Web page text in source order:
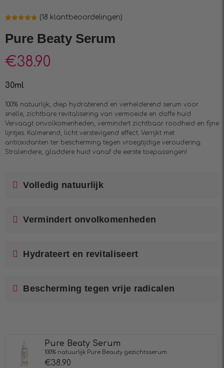
gebaseerd
op
(18 klantbeoordelingen)
Pure Beaty Serum
€38.90
30ml
100% natuurlijk, diep hydraterend en verhelderend serum voor
snelle, zichtbare revitalisering van vermoeide en doffe huid.
Vervaagt onvolkomenheden, vermindert zichtbaar roodheid en fijne
lijntjes. Kalmerend, licht verstevigend effect. Verrijkt met
antioxidanten ter bescherming tegen vroegtijdige veroudering.
Stralendere, gladdere huid vanaf de eerste toepassingen!
Volledig natuurlijk
Vermindert onvolkomenheden
Hydrateert en revitaliseert
Bescherming tegen vrije radicalen
Pure Beaty Serum
100% natuurlijk Pure Beauty gezichtsserum
€38.90